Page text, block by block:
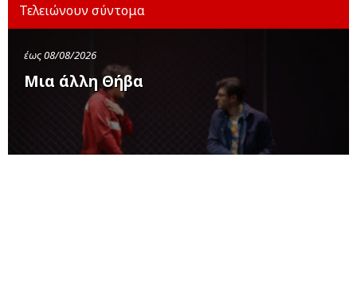
Τελειώνουν σύντομα
έως 08/08/2026
Μια άλλη Θήβα